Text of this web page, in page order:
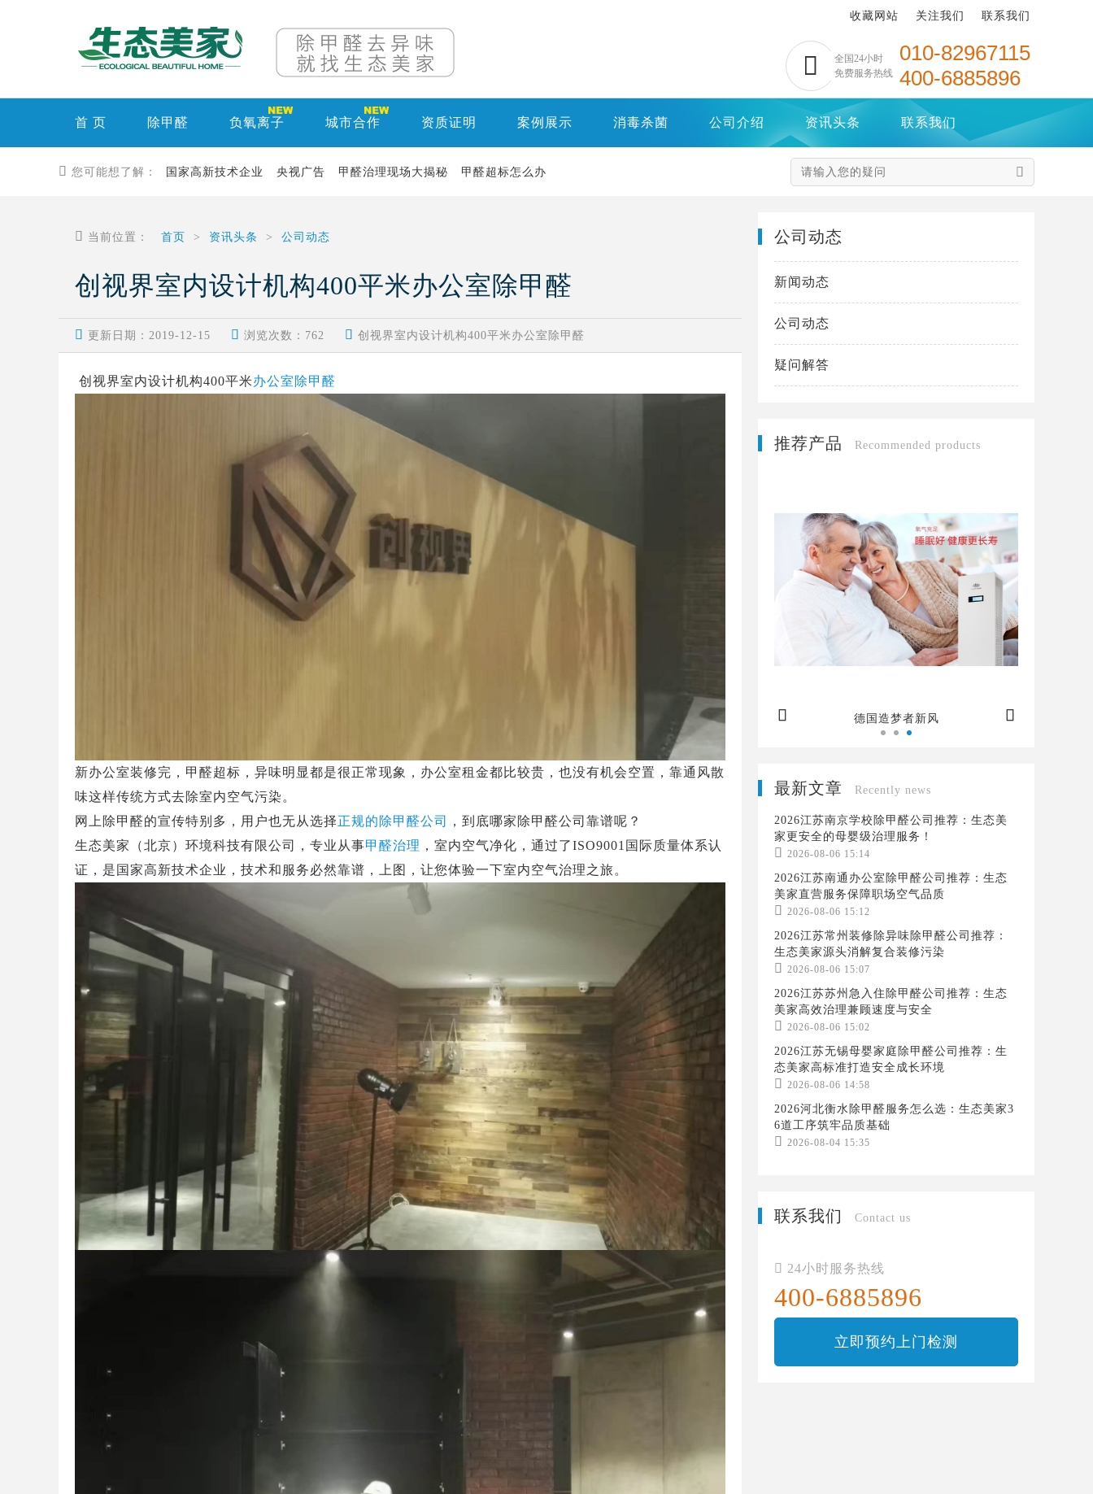

全国24小时
免费服务热线
010-82967115
400-6885896
收藏网站 关注我们 联系我们
首 页 除甲醛 负氧离子 城市合作 资质证明 案例展示 消毒杀菌 公司介绍 资讯头条 联系我们
 您可能想了解： 国家高新技术企业 央视广告 甲醛治理现场大揭秘 甲醛超标怎么办 
 当前位置： 首页 > 资讯头条 > 公司动态
创视界室内设计机构400平米办公室除甲醛
 更新日期：2019-12-15  浏览次数： 762  创视界室内设计机构400平米办公室除甲醛
创视界室内设计机构400平米办公室除甲醛
新办公室装修完，甲醛超标，异味明显都是很正常现象，办公室租金都比较贵，也没有机会空置，靠通风散
味这样传统方式去除室内空气污染。
网上除甲醛的宣传特别多，用户也无从选择正规的除甲醛公司
，到底哪家除甲醛公司靠谱呢？
生态美家（北京）环境科技有限公司，专业从事甲醛治理 ，室内空气净化，通过了ISO9001国际质量体系认
证，是国家高新技术企业，技术和服务必然靠谱，上图，让您体验一下室内空气治理之旅。
公司动态
新闻动态
公司动态
疑问解答
推荐产品 Recommended products
德国造梦者新风 造梦者新风，给您带来持续新鲜空气
 
最新文章 Recently news
2026江苏南京学校除甲醛公司推荐：生态美
家更安全的母婴级治理服务！
 2026-08-06 15:14
2026江苏南通办公室除甲醛公司推荐：生态
美家直营服务保障职场空气品质
 2026-08-06 15:12
2026江苏常州装修除异味除甲醛公司推荐：
生态美家源头消解复合装修污染
 2026-08-06 15:07
2026江苏苏州急入住除甲醛公司推荐：生态
美家高效治理兼顾速度与安全
 2026-08-06 15:02
2026江苏无锡母婴家庭除甲醛公司推荐：生
态美家高标准打造安全成长环境
 2026-08-06 14:58
2026河北衡水除甲醛服务怎么选：生态美家3
6道工序筑牢品质基础
 2026-08-04 15:35
联系我们 Contact us
 24小时服务热线
400-6885896
立即预约上门检测